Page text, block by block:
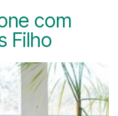
com
Filho